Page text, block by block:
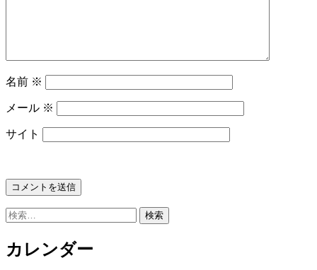
名前 ※
メール ※
サイト
検
カレンダー